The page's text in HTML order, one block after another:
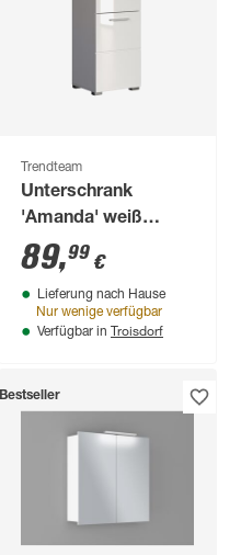
Trendteam
Unterschrank
'Amanda' weiß
glänzend 37 x 79 x
31 cm
89,99 €
Lieferung nach Hause
Nur wenige verfügbar
Verfügbar in Troisdorf
Bestseller